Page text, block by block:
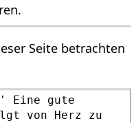
Seite betrachten